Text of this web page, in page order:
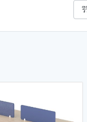
รี